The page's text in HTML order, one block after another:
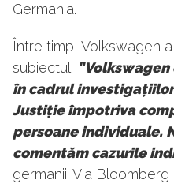
Germania.
Între timp, Volkswagen
subiectul. "Volkswagen
în cadrul
Justiție împotriva
persoane individuale.
comentăm cazurile
germanii. Via Bloomberg